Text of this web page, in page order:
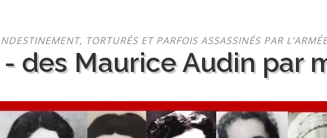
TORTURÉS ET PARFOIS ASSASSINÉS PAR
des Maurice Audin par